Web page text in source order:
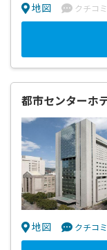
地図 クチコミ
地図 クチコミ